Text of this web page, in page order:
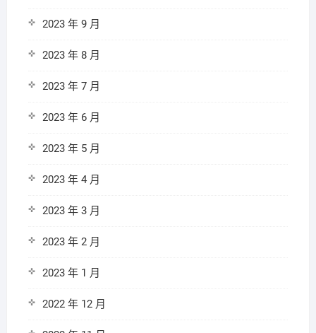
2023 年 9 月
2023 年 8 月
2023 年 7 月
2023 年 6 月
2023 年 5 月
2023 年 4 月
2023 年 3 月
2023 年 2 月
2023 年 1 月
2022 年 12 月